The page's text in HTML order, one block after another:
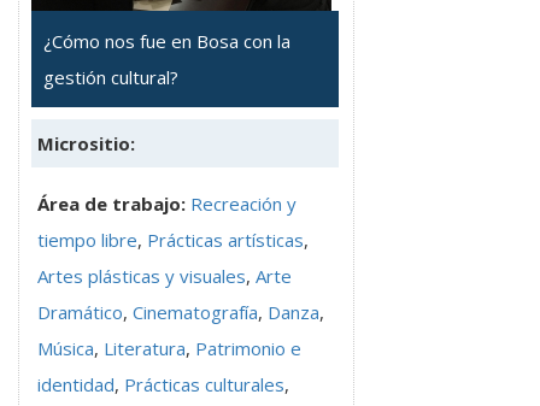
¿Cómo nos fue en Bosa con la
gestión cultural?
Micrositio:
Área de trabajo: Recreación y
tiempo libre, Prácticas artísticas,
Artes plásticas y visuales, Arte
Dramático, Cinematografía, Danza,
Música, Literatura, Patrimonio e
identidad, Prácticas culturales,